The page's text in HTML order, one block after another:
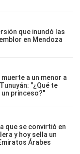
que inundó las
en Mendoza
a un menor a
"¿Qué te
princeso?"
que se convirtió en
y hoy sella un
Árabes